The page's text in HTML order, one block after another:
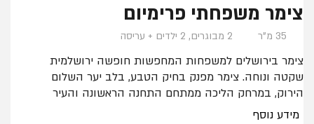
צימר משפחתי פרימיום
35 מ"ר 2 מבוגרים, 2 ילדים + עריסה
צימר בירושלים למשפחות המחפשות חופשה ירושלמית
שקטה ונוחה. צימר מפנק בחיק הטבע, בלב יער השלום
הירוק, במרחק הליכה ממתחם התחנה הראשונה והעיר
העתיקה – מתאים לזוג עם שני ילדים ותינוק.
מידע נוסף